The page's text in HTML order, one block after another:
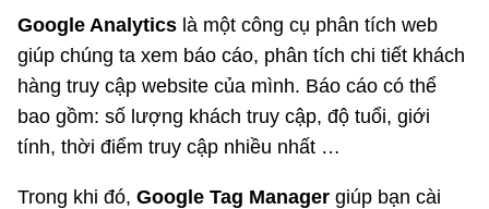
Google Analytics là một công cụ phân tích web
giúp chúng ta xem báo cáo, phân tích chi tiết khách
hàng truy cập website của mình. Báo cáo có thể
bao gồm: số lượng khách truy cập, độ tuổi, giới
tính, thời điểm truy cập nhiều nhất …
Trong khi đó, Google Tag Manager giúp bạn cài